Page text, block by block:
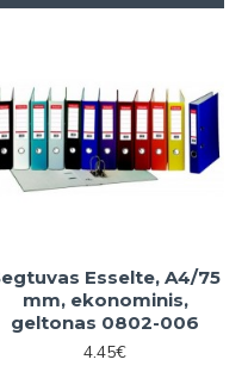
Esselte, A4/75
mm, ekonominis,
geltonas 0802-006
4.45€